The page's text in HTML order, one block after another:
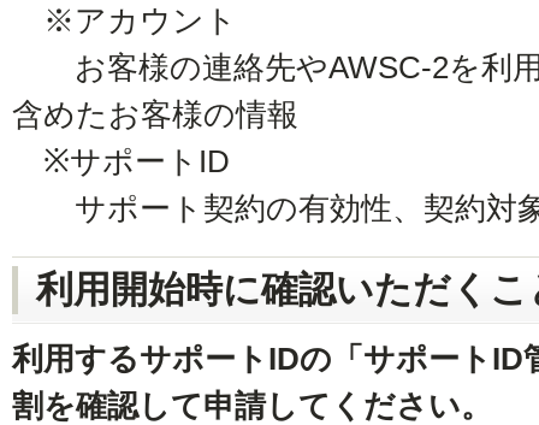
※アカウント
お客様の連絡先やAWSC-2を利
含めたお客様の情報
※サポートID
サポート契約の有効性、契約対
利用開始時に確認いただくこ
利用するサポートIDの「サポートID
割を確認して申請してください。